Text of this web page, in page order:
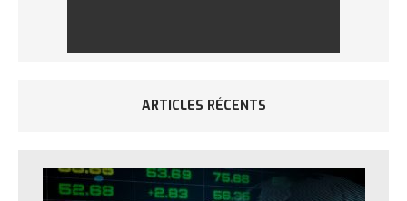
ARTICLES RÉCENTS